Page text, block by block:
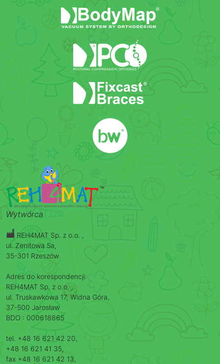
Wytwórca
REH4MAT Sp. z o.o. ,
ul. Zenitowa 5a,
35-301 Rzeszów
Adres do korespondencji:
REH4MAT Sp. z o.o. ,
ul. Truskawkowa 17, Widna Góra,
37-500 Jarosław
BDO : 000618865
tel. +48 16 621 42 20,
+48 16 621 41 35,
fax +48 16 621 42 13,